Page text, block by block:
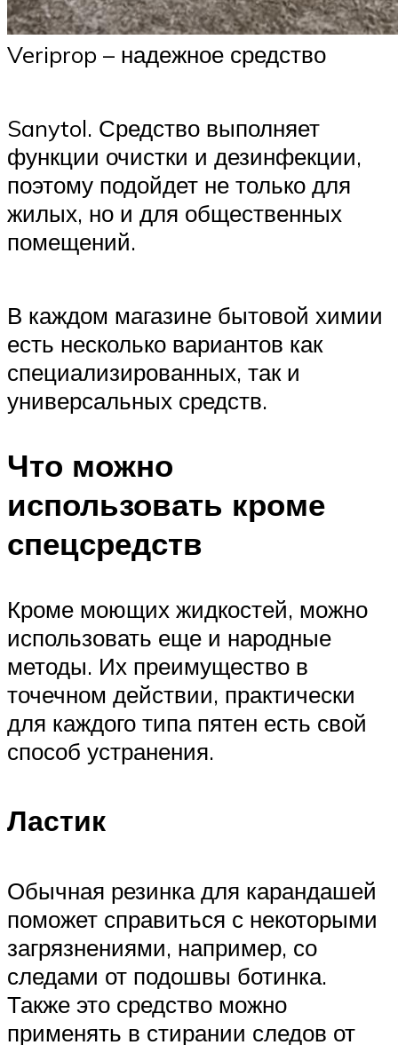
Veriprop – надежное средство
Sanytol. Средство выполняет
функции очистки и дезинфекции,
поэтому подойдет не только для
жилых, но и для общественных
помещений.
В каждом магазине бытовой химии
есть несколько вариантов как
специализированных, так и
универсальных средств.
Что можно
использовать кроме
спецсредств
Кроме моющих жидкостей, можно
использовать еще и народные
методы. Их преимущество в
точечном действии, практически
для каждого типа пятен есть свой
способ устранения.
Ластик
Обычная резинка для карандашей
поможет справиться с некоторыми
загрязнениями, например, со
следами от подошвы ботинка.
Также это средство можно
применять в стирании следов от